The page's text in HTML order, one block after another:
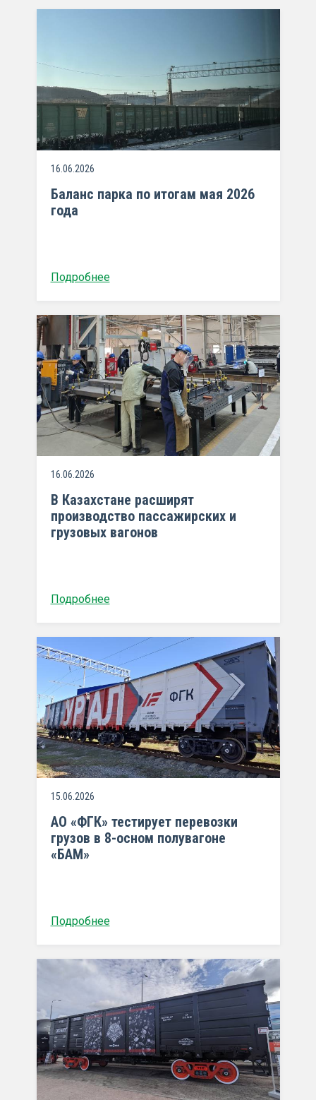
16.06.2026
Баланс парка по итогам мая 2026
года
Подробнее
16.06.2026
В Казахстане расширят
производство пассажирских и
грузовых вагонов
Подробнее
15.06.2026
АО «ФГК» тестирует перевозки
грузов в 8-осном полувагоне
«БАМ»
Подробнее